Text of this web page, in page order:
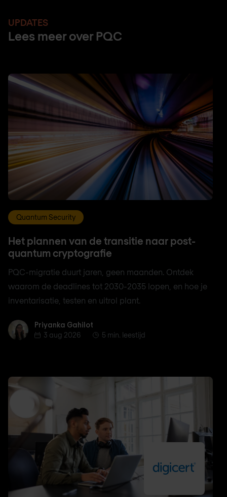
UPDATES
Lees meer over PQC
Quantum Security
Het plannen van de transitie naar post-
quantum cryptografie
PQC-migratie duurt jaren, geen maanden. Ontdek
waarom de deadlines tot 2030-2035 lopen, en hoe je
inventarisatie, testen en uitrol plant.
Priyanka Gahilot
Priyanka Gahilot
3 aug 2026
5 min. leestijd